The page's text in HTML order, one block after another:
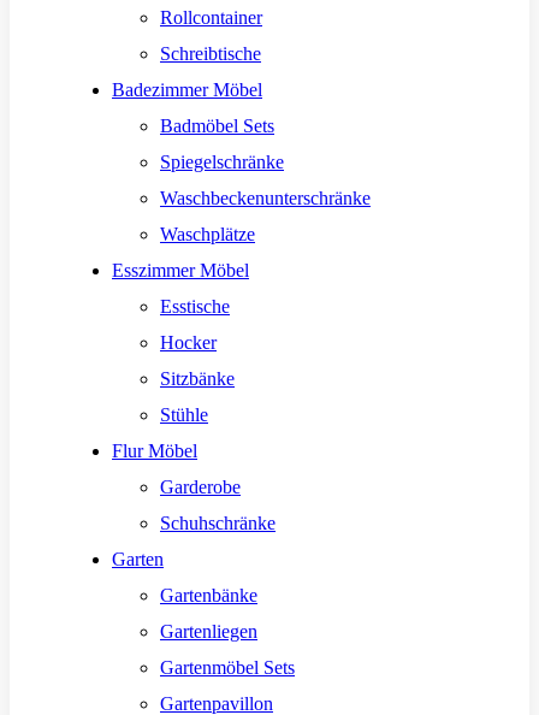
Rollcontainer
Schreibtische
Badezimmer Möbel
Badmöbel Sets
Spiegelschränke
Waschbeckenunterschränke
Waschplätze
Esszimmer Möbel
Esstische
Hocker
Sitzbänke
Stühle
Flur Möbel
Garderobe
Schuhschränke
Garten
Gartenbänke
Gartenliegen
Gartenmöbel Sets
Gartenpavillon